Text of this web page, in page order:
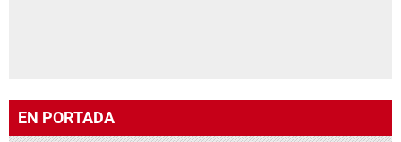
EN PORTADA